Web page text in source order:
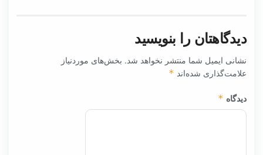
دیدگاهتان را بنویسید
نشانی ایمیل شما منتشر نخواهد شد. بخش‌های موردنیاز
علامت‌گذاری شده‌اند *
دیدگاه *